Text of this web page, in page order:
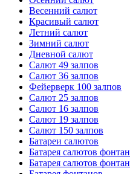
Весенний салют
Красивый салют
Летний салют
Зимний салют
Дневной салют
Салют 49 залпов
Салют 36 залпов
Фейерверк 100 залпов
Салют 25 залпов
Салют 16 залпов
Салют 19 залпов
Салют 150 залпов
Батареи салютов
Батарея салютов фонтан
Батарея салютов фонтан